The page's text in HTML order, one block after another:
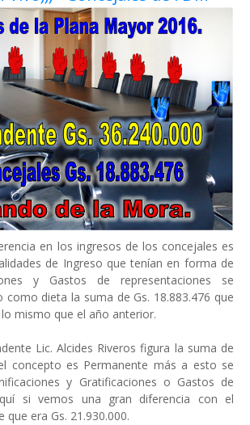
en los ingresos de los concejales es
de Ingreso que tenían en forma de
y Gastos de representaciones se
como dieta la suma de Gs. 18.883.476 que
mismo que el año anterior.
Lic. Alcides Riveros figura la suma de
concepto es Permanente más a esto se
y Gratificaciones o Gastos de
si vemos una gran diferencia con el
era Gs. 21.930.000.